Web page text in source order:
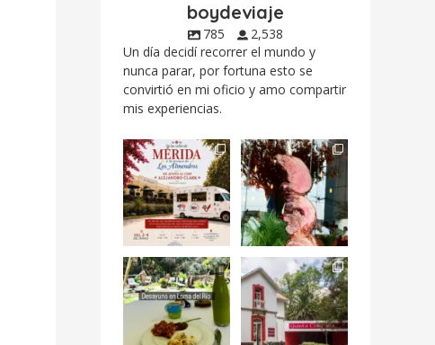
boydeviaje
785
2,538
Un día decidí recorrer el mundo y
nunca parar, por fortuna esto se
convirtió en mi oficio y amo compartir
mis experiencias.
Siempre me mueven
las causas y comer
con causa es...
12 0
Fuimos a celebrar a
mis dos #mamás
más cercanas mi...
17 0
Levantarse, escuchar
el río correr y sentir
el...
19 0
Esta
#NochedeMuseos
en la
#QuintaColorada
el...
12 0